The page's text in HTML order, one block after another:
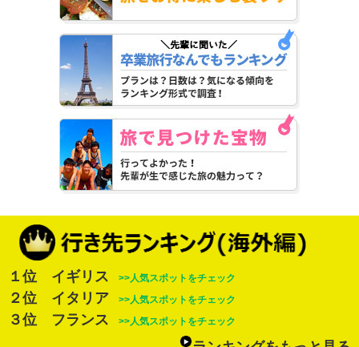
１位 イギリス >>人気スポットをチェック
２位 イタリア >>人気スポットをチェック
３位 フランス >>人気スポットをチェック